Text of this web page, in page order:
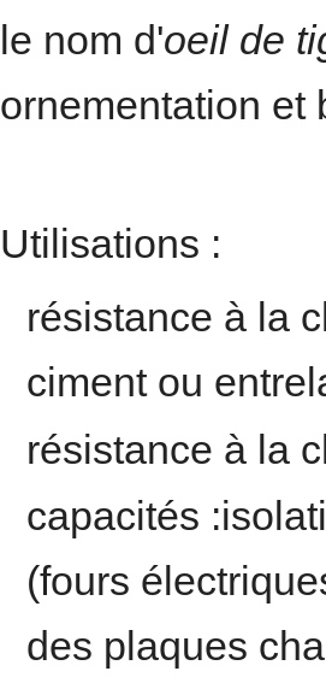
le nom d'oeil de
ornementation et
Utilisations :
résistance à la
ciment ou
résistance à la
capacités
(fours
des plaques